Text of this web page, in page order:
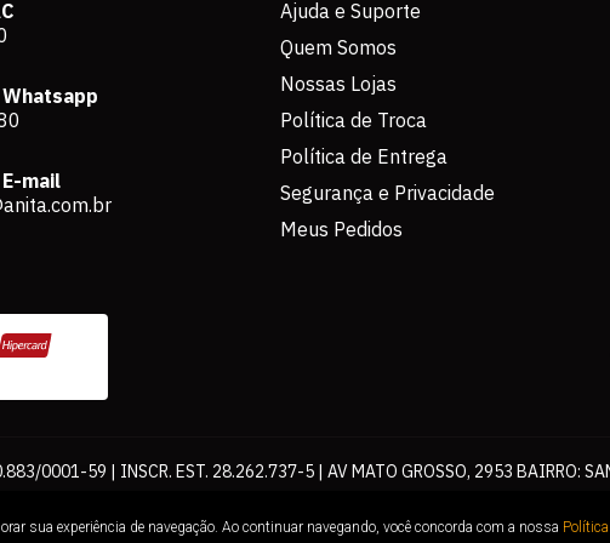
mail
Ajuda e Suporte
Quem Somos
Nossas Lojas
Política de Troca
Política de Entrega
Segurança e Privacidade
Meus Pedidos
0001-59 | INSCR. EST. 28.262.737-5 | AV MATO GROSSO, 2953 BAIRRO:
Loja. É proibida a utilização total ou parcial sem nossa autorização.
sua experiência de navegação. Ao continuar navegando, você concorda com a nossa